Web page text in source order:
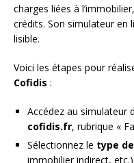
charges liées à
crédits. Son simulateur en
lisible.
Voici les étapes pour
Cofidis :
Accédez au simulateur
cofidis.fr, rubrique «
Sélectionnez le type
immobilier indirect, etc.)